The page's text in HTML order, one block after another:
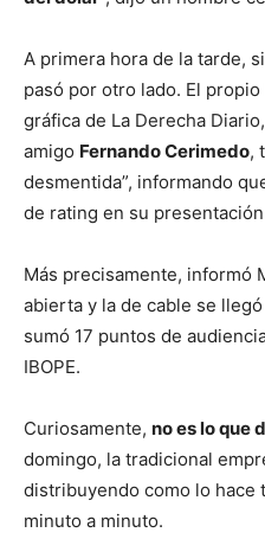
A primera hora de la tarde,
pasó por otro lado. El
gráfica de La Derecha
amigo Fernando Cerimedo,
desmentida”, informando
de rating en su
Más precisamente, informó
abierta y la de cable se
sumó 17 puntos de
IBOPE.
Curiosamente, no es lo que
domingo, la tradicional
distribuyendo como lo hace
minuto a minuto.